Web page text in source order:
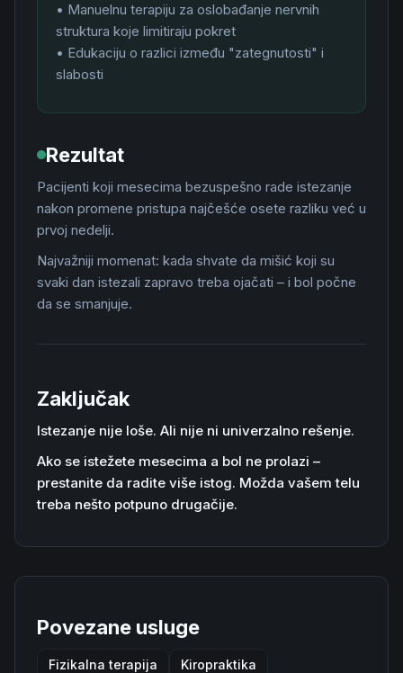
• Manuelnu terapiju za oslobađanje nervnih
struktura koje limitiraju pokret
• Edukaciju o razlici između "zategnutosti" i
slabosti
Rezultat
Pacijenti koji mesecima bezuspešno rade istezanje
nakon promene pristupa najčešće osete razliku već u
prvoj nedelji.
Najvažniji momenat: kada shvate da mišić koji su
svaki dan istezali zapravo treba ojačati – i bol počne
da se smanjuje.
Zaključak
Istezanje nije loše. Ali nije ni univerzalno rešenje.
Ako se istežete mesecima a bol ne prolazi –
prestanite da radite više istog. Možda vašem telu
treba nešto potpuno drugačije.
Povezane usluge
Fizikalna terapija Kiropraktika